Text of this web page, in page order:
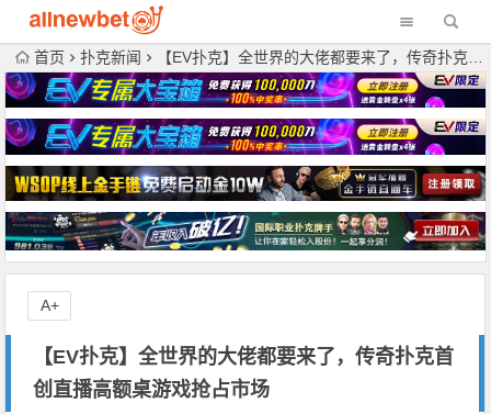
首页 扑克新闻 【EV扑克】全世界的大佬都要来了，传奇扑克首创直播高额桌游戏抢占市场
【EV扑克】全世界的大佬都要来了，传奇扑克首
创直播高额桌游戏抢占市场
A+